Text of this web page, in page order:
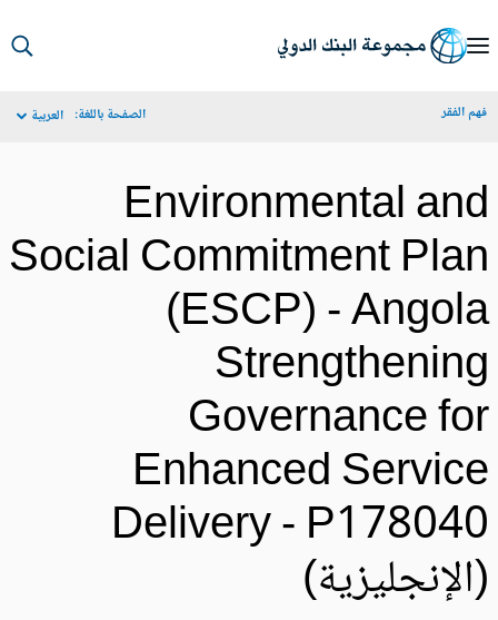
الفقر الصفحة باللغة: العربية
Environmental
Social Commitment
(ESCP) -
Governance
Enhanced
Delivery -